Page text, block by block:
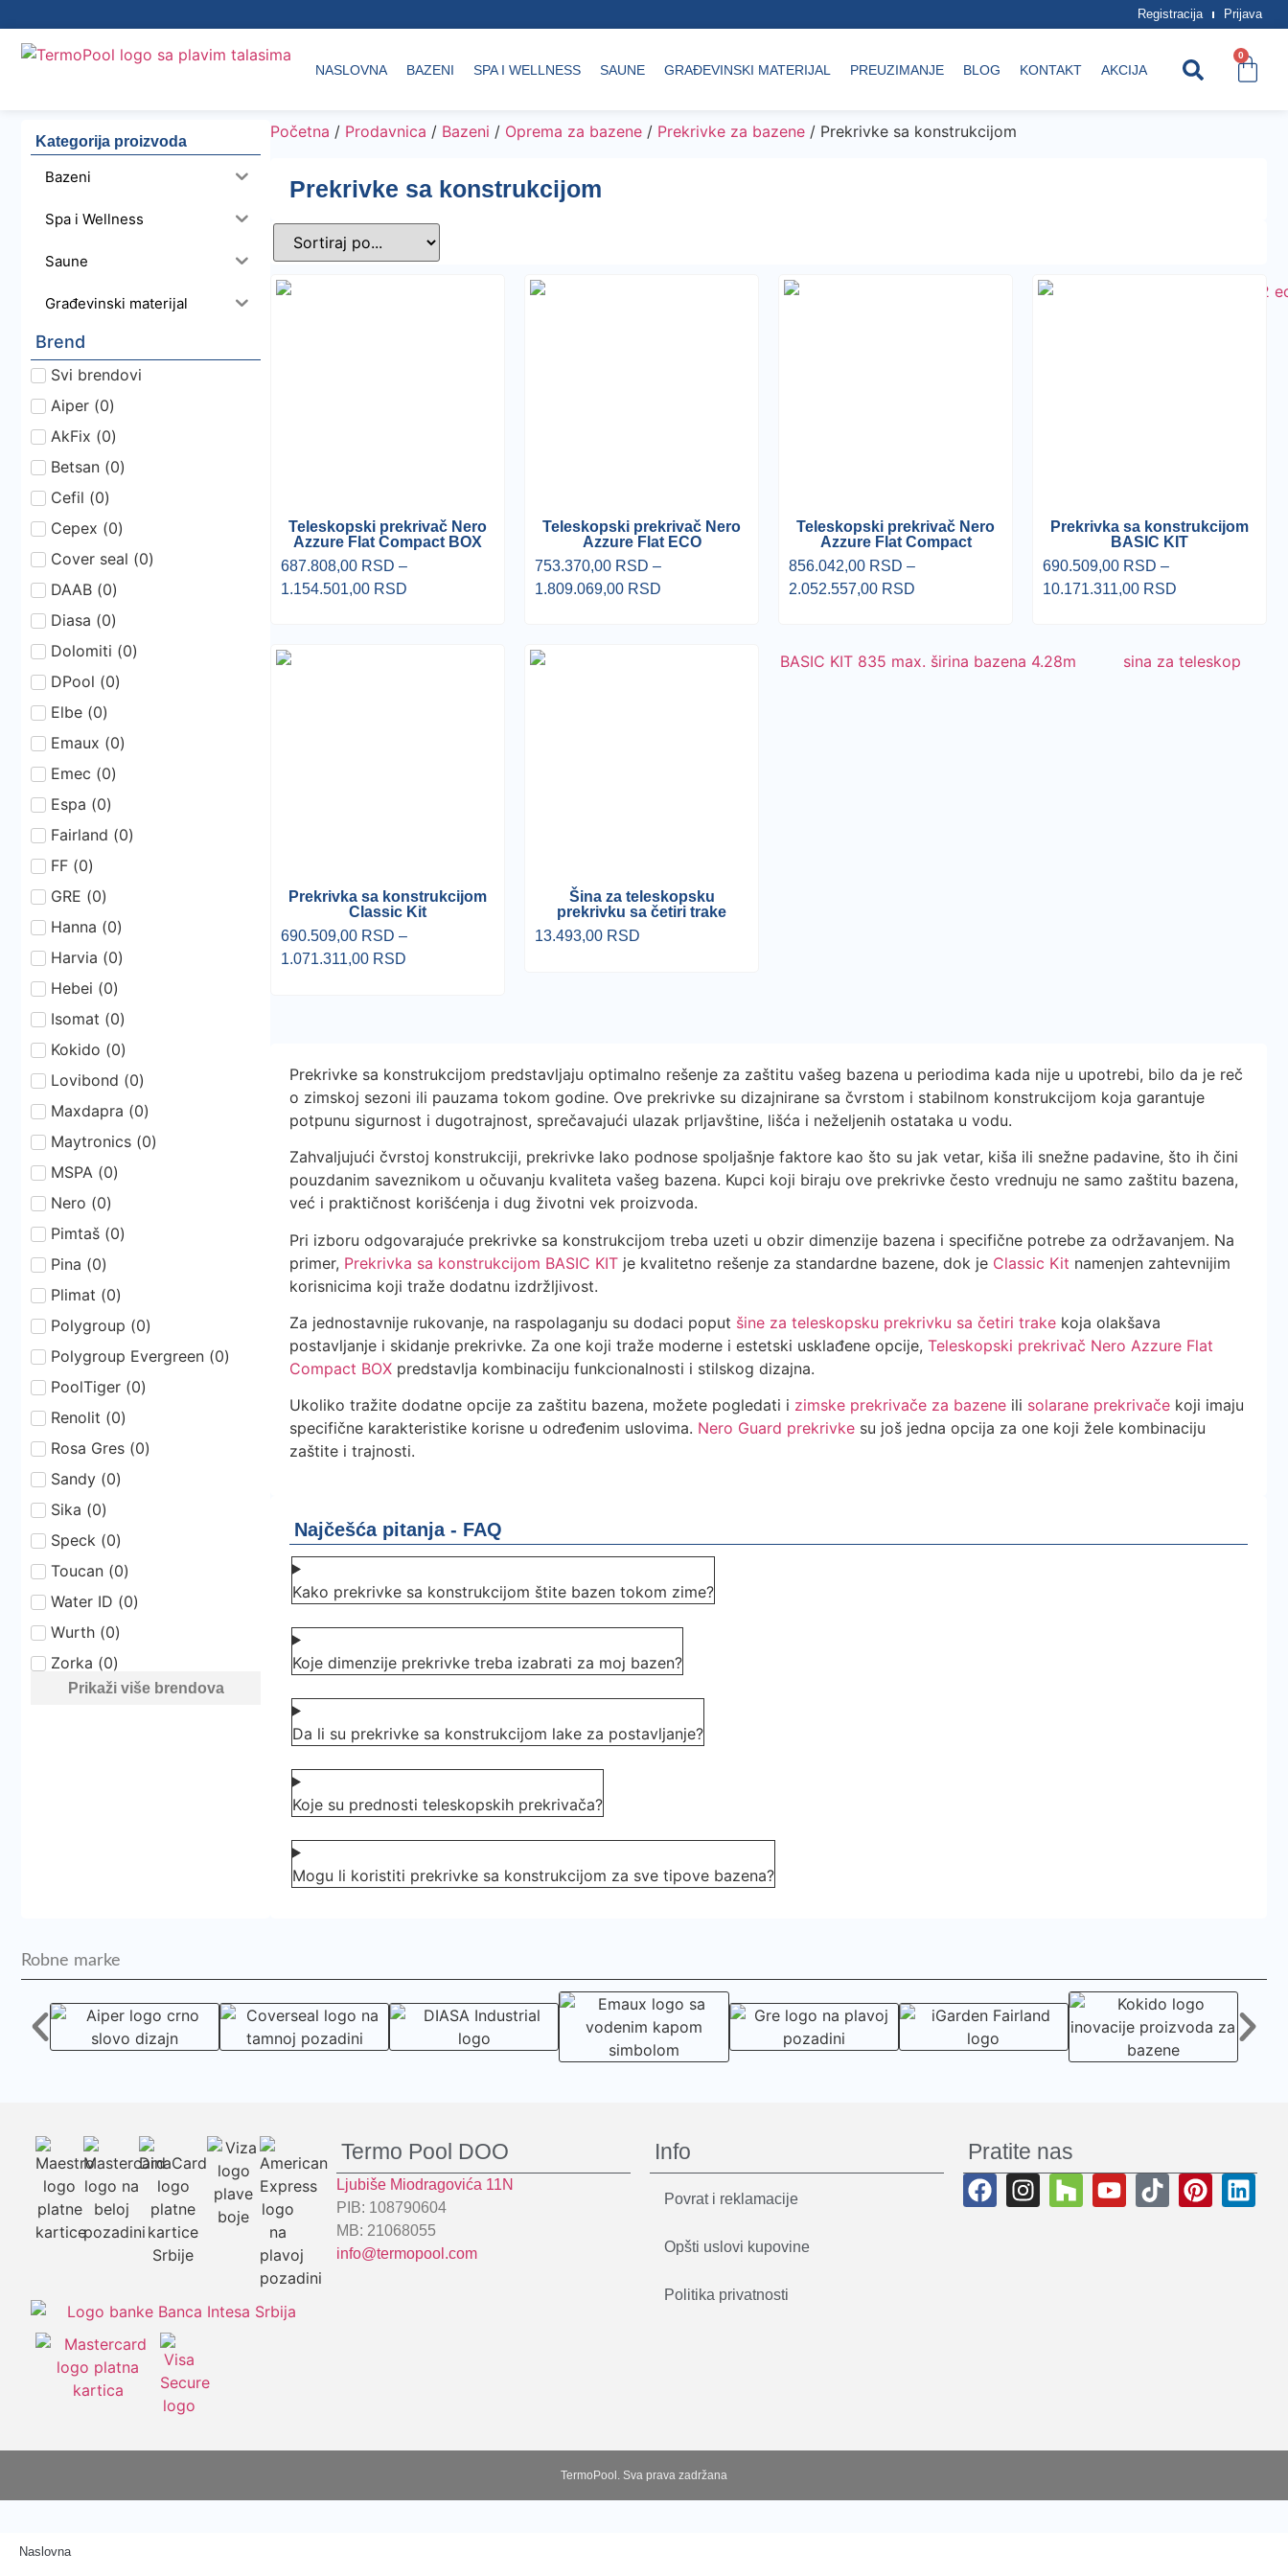
Registracija Prijava
NASLOVNA BAZENI SPA I WELLNESS SAUNE GRAĐEVINSKI MATERIJAL PREUZIMANJE BLOG KONTAKT AKCIJA
0
Kategorija proizvoda
Bazeni
Spa i Wellness
Saune
Građevinski materijal
Brend
Svi brendovi
Aiper (0)
AkFix (0)
Betsan (0)
Cefil (0)
Cepex (0)
Cover seal (0)
DAAB (0)
Diasa (0)
Dolomiti (0)
DPool (0)
Elbe (0)
Emaux (0)
Emec (0)
Espa (0)
Fairland (0)
FF (0)
GRE (0)
Hanna (0)
Harvia (0)
Hebei (0)
Isomat (0)
Kokido (0)
Lovibond (0)
Maxdapra (0)
Maytronics (0)
MSPA (0)
Nero (0)
Pimtaš (0)
Pina (0)
Plimat (0)
Polygroup (0)
Polygroup Evergreen (0)
PoolTiger (0)
Renolit (0)
Rosa Gres (0)
Sandy (0)
Sika (0)
Speck (0)
Toucan (0)
Water ID (0)
Wurth (0)
Zorka (0)
Prikaži više brendova
Početna / Prodavnica / Bazeni / Oprema za bazene / Prekrivke za bazene / Prekrivke sa konstrukcijom
Prekrivke sa konstrukcijom
Teleskopski prekrivač Nero
Azzure Flat Compact BOX
687.808,00 RSD –
1.154.501,00 RSD
Teleskopski prekrivač Nero
Azzure Flat ECO
753.370,00 RSD –
1.809.069,00 RSD
Teleskopski prekrivač Nero
Azzure Flat Compact
856.042,00 RSD –
2.052.557,00 RSD
Prekrivka sa konstrukcijom
BASIC KIT
690.509,00 RSD –
10.171.311,00 RSD
Prekrivka sa konstrukcijom
Classic Kit
690.509,00 RSD –
1.071.311,00 RSD
Šina za teleskopsku
prekrivku sa četiri trake
13.493,00 RSD
Prekrivke sa konstrukcijom predstavljaju optimalno rešenje za zaštitu vašeg bazena u periodima kada nije u upotrebi, bilo da je reč
o zimskoj sezoni ili pauzama tokom godine. Ove prekrivke su dizajnirane sa čvrstom i stabilnom konstrukcijom koja garantuje
potpunu sigurnost i dugotrajnost, sprečavajući ulazak prljavštine, lišća i neželjenih ostataka u vodu.
Zahvaljujući čvrstoj konstrukciji, prekrivke lako podnose spoljašnje faktore kao što su jak vetar, kiša ili snežne padavine, što ih čini
pouzdanim saveznikom u očuvanju kvaliteta vašeg bazena. Kupci koji biraju ove prekrivke često vrednuju ne samo zaštitu bazena,
već i praktičnost korišćenja i dug životni vek proizvoda.
Pri izboru odgovarajuće prekrivke sa konstrukcijom treba uzeti u obzir dimenzije bazena i specifične potrebe za održavanjem. Na
primer, Prekrivka sa konstrukcijom BASIC KIT je kvalitetno rešenje za standardne bazene, dok je Classic Kit namenjen zahtevnijim
korisnicima koji traže dodatnu izdržljivost.
Za jednostavnije rukovanje, na raspolaganju su dodaci poput šine za teleskopsku prekrivku sa četiri trake koja olakšava
postavljanje i skidanje prekrivke. Za one koji traže moderne i estetski usklađene opcije, Teleskopski prekrivač Nero Azzure Flat
Compact BOX predstavlja kombinaciju funkcionalnosti i stilskog dizajna.
Ukoliko tražite dodatne opcije za zaštitu bazena, možete pogledati i zimske prekrivače za bazene ili solarane prekrivače koji imaju
specifične karakteristike korisne u određenim uslovima. Nero Guard prekrivke su još jedna opcija za one koji žele kombinaciju
zaštite i trajnosti.
Najčešća pitanja - FAQ
Kako prekrivke sa konstrukcijom štite bazen tokom zime?
Koje dimenzije prekrivke treba izabrati za moj bazen?
Da li su prekrivke sa konstrukcijom lake za postavljanje?
Koje su prednosti teleskopskih prekrivača?
Mogu li koristiti prekrivke sa konstrukcijom za sve tipove bazena?
Robne marke
Termo Pool DOO
Ljubiše Miodragovića 11N
PIB: 108790604
MB: 21068055
info@termopool.com
Info
Povrat i reklamacije
Opšti uslovi kupovine
Politika privatnosti
Pratite nas
TermoPool. Sva prava zadržana
Naslovna